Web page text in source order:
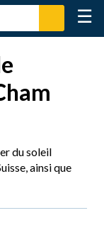
☰
du soleil
ainsi que